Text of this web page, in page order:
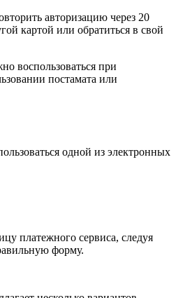
авторизацию через 20
картой или обратиться в свой
воспользоваться при
постамата или
одной из электронных
платежного сервиса, следуя
форму.